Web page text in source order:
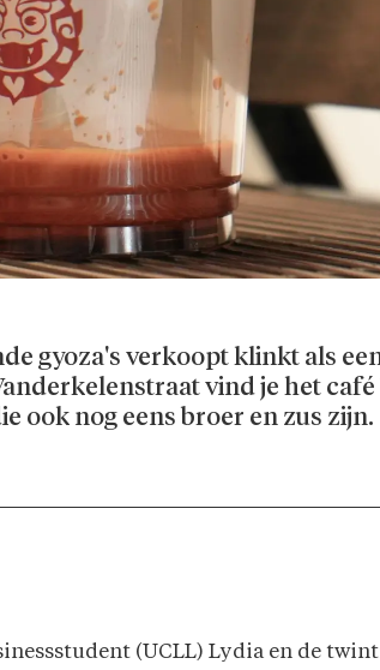
gyoza's verkoopt klinkt als
vind je het
ook nog eens broer en zus zijn.
(UCLL) Lydia en de